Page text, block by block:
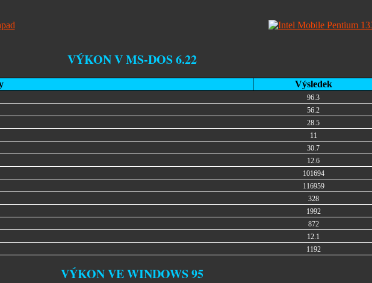
VÝKON V MS-DOS 6.22
Výsledek
96.3
56.2
28.5
11
30.7
12.6
101694
116959
328
1992
872
12.1
1192
VÝKON VE WINDOWS 95